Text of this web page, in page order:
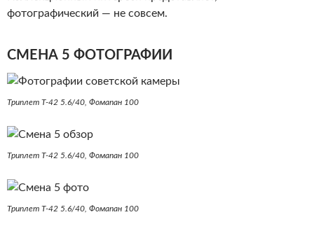
фотографический — не совсем.
СМЕНА 5 ФОТОГРАФИИ
Триплет Т-42 5.6/40, Фомапан 100
Триплет Т-42 5.6/40, Фомапан 100
Триплет Т-42 5.6/40, Фомапан 100